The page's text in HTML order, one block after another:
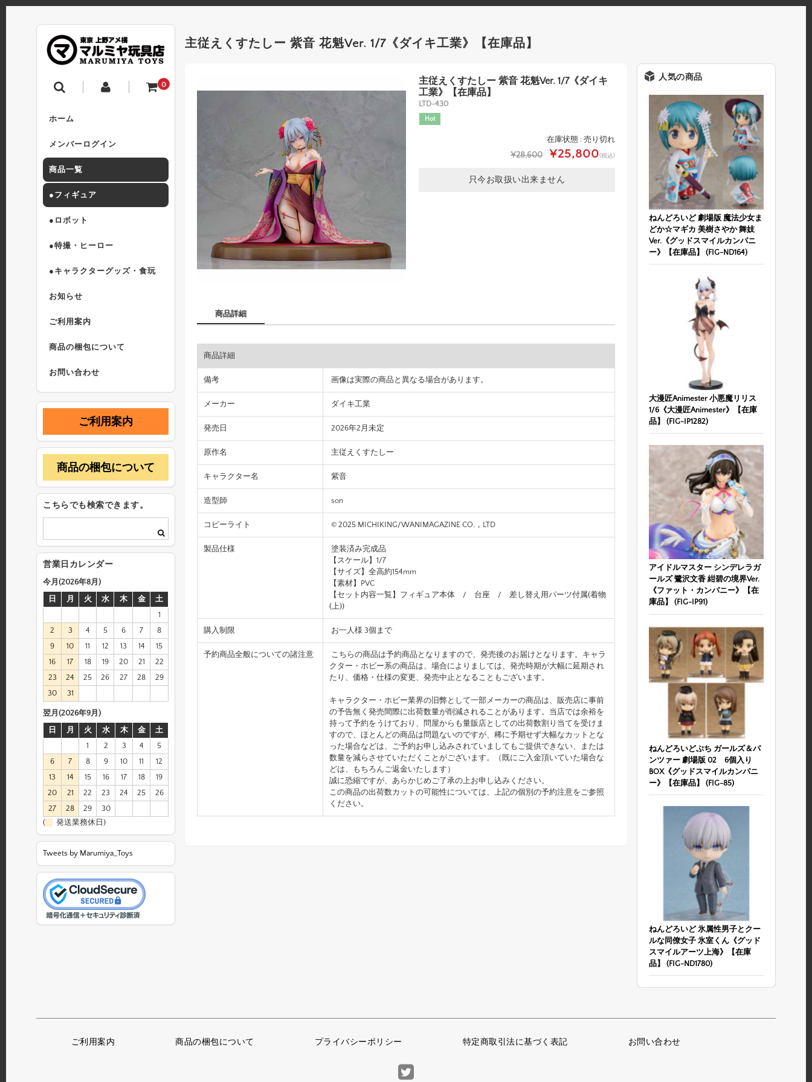
0
ホーム
メンバーログイン
商品一覧
●フィギュア
●ロボット
●特撮・ヒーロー
●キャラクターグッズ・食玩
お知らせ
ご利用案内
商品の梱包について
お問い合わせ
主従えくすたしー 紫音 花魁Ver. 1/7《ダイキ工業》【在庫品】
主従えくすたしー 紫音 花魁Ver. 1/7《ダイキ
工業》【在庫品】
LTD-430
Hot
在庫状態 : 売り切れ
¥28,600 ¥25,800(税込)
只今お取扱い出来ません
商品詳細
商品詳細
備考 画像は実際の商品と異なる場合があります。
メーカー ダイキ工業
発売日 2026年2月未定
原作名 主従えくすたしー
キャラクター名 紫音
造型師 son
コピーライト © 2025 MICHIKING/WANIMAGAZINE CO.，LTD
製品仕様
塗装済み完成品
【スケール】1/7
【サイズ】全高約154mm
【素材】PVC
【セット内容一覧】フィギュア本体 / 台座 / 差し替え用パーツ付属(着物
(上))
購入制限 お一人様 3個まで
予約商品全般についての諸注意
こちらの商品は予約商品となりますので、発売後のお届けとなります。キャラ
クター・ホビー系の商品は、場合によりましては、発売時期が大幅に延期され
たり、価格・仕様の変更、発売中止となることもございます。
キャラクター・ホビー業界の旧弊として一部メーカーの商品は、販売店に事前
の予告無く発売間際に出荷数量が削減されることがあります。当店では余裕を
持って予約をうけており、問屋からも量販店としての出荷数割り当てを受けま
すので、ほとんどの商品は問題ないのですが、稀に予期せず大幅なカットとな
った場合などは、ご予約お申し込みされていましてもご提供できない、または
数量を減らさせていただくことがございます。（既にご入金頂いていた場合な
どは、もちろんご返金いたします）
誠に恐縮ですが、あらかじめご了承の上お申し込みください。
この商品の出荷数カットの可能性については、上記の個別の予約注意をご参照
ください。
人気の商品
ねんどろいど 劇場版 魔法少女ま
どか☆マギカ 美樹さやか 舞妓
Ver.《グッドスマイルカンパニ
ー》【在庫品】 (FIG-ND164)
大漫匠Animester 小悪魔リリス
1/6《大漫匠Animester》【在庫
品】 (FIG-IP1282)
アイドルマスター シンデレラガ
ールズ 鷺沢文香 紺碧の境界Ver.
《ファット・カンパニー》【在
庫品】 (FIG-IP91)
ねんどろいどぷち ガールズ＆パ
ンツァー 劇場版 02 6個入り
BOX《グッドスマイルカンパニ
ー》【在庫品】 (FIG-85)
ねんどろいど 氷属性男子とクー
ルな同僚女子 氷室くん《グッド
スマイルアーツ上海》【在庫
品】 (FIG-ND1780)
ご利用案内
商品の梱包について
こちらでも検索できます。
営業日カレンダー
今月(2026年8月)
日
月 火 水 木 金
土
1
2
3 4 5 6 7
8
9
10 11 12 13 14
15
16
17 18 19 20 21
22
23
24 25 26 27 28
29
30
31
翌月(2026年9月)
日
月 火 水 木 金
土
1
2 3 4
5
6
7 8 9 10 11
12
13
14 15 16 17 18
19
20
21 22 23 24 25
26
27
28 29
30
(
発送業務休日)
Tweets by Marumiya_Toys
ご利用案内 商品の梱包について プライバシーポリシー 特定商取引法に基づく表記 お問い合わせ